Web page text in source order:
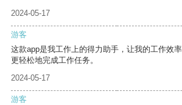
2024-05-17
游客
这款app是我工作上的得力助手，让我的工作效
更轻松地完成工作任务。
2024-05-17
游客